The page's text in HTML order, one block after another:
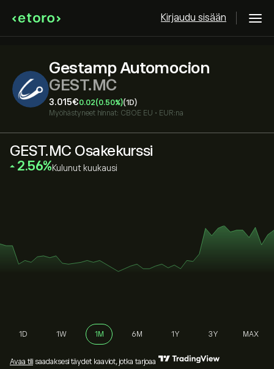
Kirjaudu sisään
Gestamp Automocion
GEST.MC
3.015‎€‎0.02(0.50%)(1D)
Myöhästyneet hinnat: CBOE EU • EUR:na
GEST.MC Osakekurssi
‎2.56‎ Kulunut kuukausi
1D 1W 1M 6M 1Y 3Y MAX
Avaa tili saadaksesi täydet kaaviot, jotka tarjoaa